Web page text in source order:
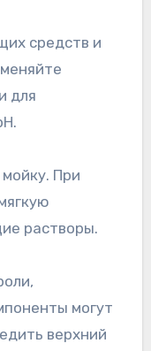
средств и
для
При
растворы.
могут
верхний